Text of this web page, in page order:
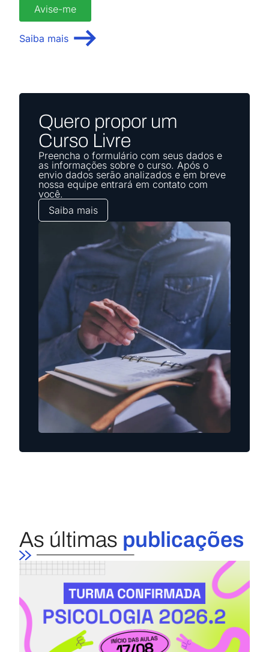
Avise-me
Saiba mais
Quero propor um
Curso Livre
Preencha o formulário com seus dados e
as informações sobre o curso. Após o
envio dados serão analizados e em breve
nossa equipe entrará em contato com
você.
Saiba mais
As últimas publicações